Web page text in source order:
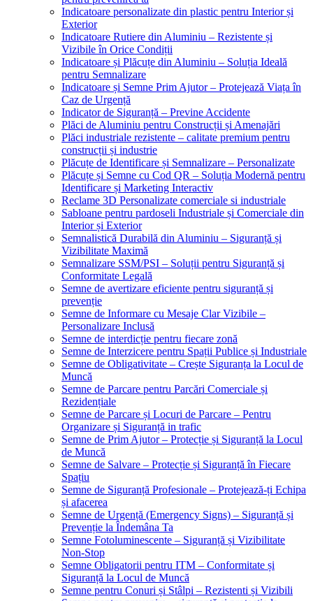
Indicatoare personalizate din plastic pentru Interior și
Exterior
Indicatoare Rutiere din Aluminiu – Rezistente și
Vizibile în Orice Condiții
Indicatoare și Plăcuțe din Aluminiu – Soluția Ideală
pentru Semnalizare
Indicatoare și Semne Prim Ajutor – Protejează Viața în
Caz de Urgență
Indicator de Siguranță – Previne Accidente
Plăci de Aluminiu pentru Construcții și Amenajări
Plăci industriale rezistente – calitate premium pentru
construcții și industrie
Plăcuțe de Identificare și Semnalizare – Personalizate
Plăcuțe și Semne cu Cod QR – Soluția Modernă pentru
Identificare și Marketing Interactiv
Reclame 3D Personalizate comerciale si industriale
Sabloane pentru pardoseli Industriale și Comerciale din
Interior și Exterior
Semnalistică Durabilă din Aluminiu – Siguranță și
Vizibilitate Maximă
Semnalizare SSM/PSI – Soluții pentru Siguranță și
Conformitate Legală
Semne de avertizare eficiente pentru siguranță și
prevenție
Semne de Informare cu Mesaje Clar Vizibile –
Personalizare Inclusă
Semne de interdicție pentru fiecare zonă
Semne de Interzicere pentru Spații Publice și Industriale
Semne de Obligativitate – Crește Siguranța la Locul de
Muncă
Semne de Parcare pentru Parcări Comerciale și
Rezidențiale
Semne de Parcare și Locuri de Parcare – Pentru
Organizare și Siguranță in trafic
Semne de Prim Ajutor – Protecție și Siguranță la Locul
de Muncă
Semne de Salvare – Protecție și Siguranță în Fiecare
Spațiu
Semne de Siguranță Profesionale – Protejează-ți Echipa
și afacerea
Semne de Urgență (Emergency Signs) – Siguranță și
Prevenție la Îndemâna Ta
Semne Fotoluminescente – Siguranță și Vizibilitate
Non-Stop
Semne Obligatorii pentru ITM – Conformitate și
Siguranță la Locul de Muncă
Semne pentru Conuri și Stâlpi – Rezistenti și Vizibili